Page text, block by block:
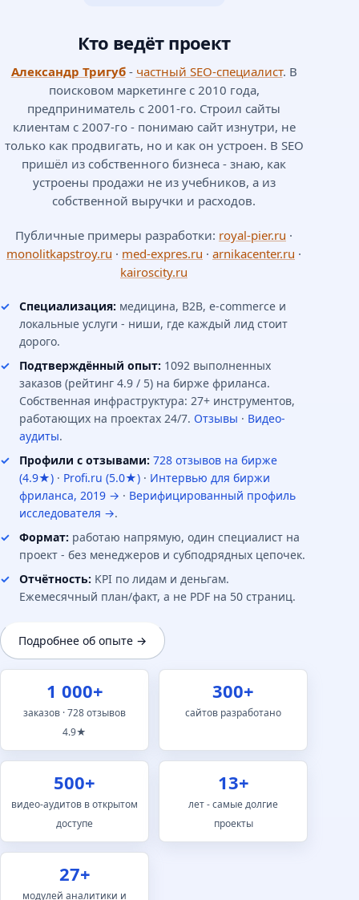
Кто ведёт проект
Александр Тригуб- частный SEO-специалист. В
поисковом маркетинге с 2010 года,
предприниматель с 2001-го. Строил сайты
клиентам с 2007-го - понимаю сайт изнутри, не
только как продвигать, но и как он устроен. В SEO
пришёл из собственного бизнеса - знаю, как
устроены продажи не из учебников, а из
собственной выручки и расходов.
Публичные примеры разработки: royal-pier.ru ·
monolitkapstroy.ru · med-expres.ru · arnikacenter.ru ·
kairoscity.ru
Специализация: медицина, B2B, e-commerce и
локальные услуги - ниши, где каждый лид стоит
дорого.
Подтверждённый опыт: 1092 выполненных
заказов (рейтинг 4.9 / 5) на бирже фриланса.
Собственная инфраструктура: 27+ инструментов,
работающих на проектах 24/7. Отзывы · Видео-
аудиты.
Профили с отзывами: 728 отзывов на бирже
(4.9★) · Profi.ru (5.0★) · Интервью для биржи
фриланса, 2019 → · Верифицированный профиль
исследователя →.
Формат: работаю напрямую, один специалист на
проект - без менеджеров и субподрядных цепочек.
Отчётность: KPI по лидам и деньгам.
Ежемесячный план/факт, а не PDF на 50 страниц.
Подробнее об опыте →
1 000+
заказов · 728 отзывов
4.9★
300+
сайтов разработано
500+
видео-аудитов в открытом
доступе
13+
лет - самые долгие
проекты
27+
модулей аналитики и